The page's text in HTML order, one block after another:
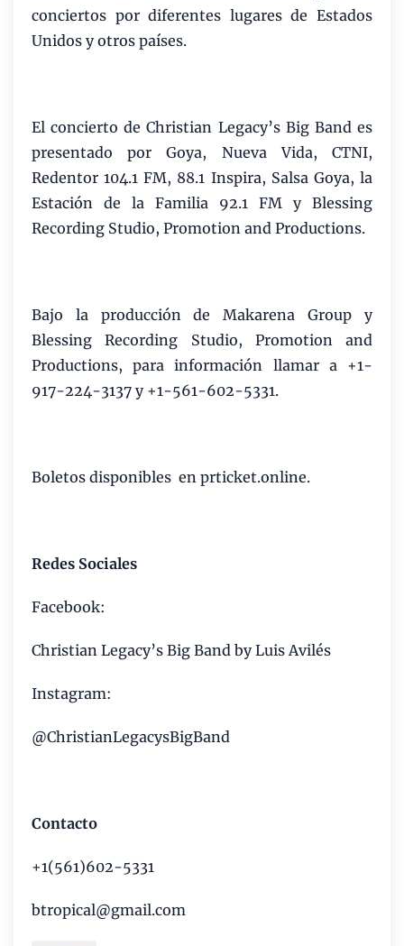
conciertos por diferentes lugares de Estados
Unidos y otros países.
El concierto de Christian Legacy’s Big Band es
presentado por Goya, Nueva Vida, CTNI,
Redentor 104.1 FM, 88.1 Inspira, Salsa Goya, la
Estación de la Familia 92.1 FM y Blessing
Recording Studio, Promotion and Productions.
Bajo la producción de Makarena Group y
Blessing Recording Studio, Promotion and
Productions, para información llamar a +1-
917-224-3137 y +1-561-602-5331.
Boletos disponibles en prticket.online.
Redes Sociales
Facebook:
Christian Legacy’s Big Band by Luis Avilés
Instagram:
@ChristianLegacysBigBand
Contacto
+1(561)602-5331
btropical@gmail.com